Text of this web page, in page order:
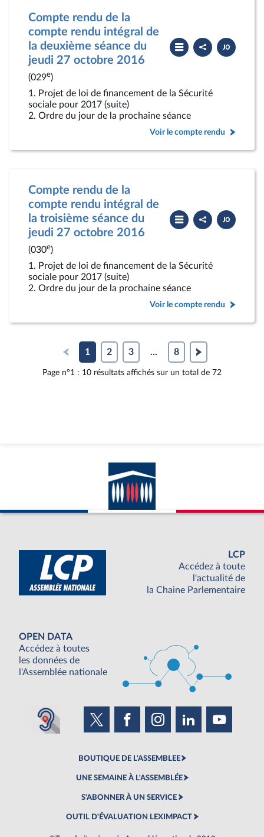
Compte rendu de la
compte rendu intégral de
la deuxième séance du
jeudi 27 octobre 2016
(029e)
Partager
le
compte
Télécharger
le
PDF
1. Projet de loi de financement de la Sécurité
sociale pour 2017 (suite)
2. Ordre du jour de la prochaine séance
Voir le compte rendu
Compte rendu de la
compte rendu intégral de
la troisième séance du
jeudi 27 octobre 2016
(030e)
Partager
le
compte
Télécharger
le
PDF
1. Projet de loi de financement de la Sécurité
sociale pour 2017 (suite)
2. Ordre du jour de la prochaine séance
Voir le compte rendu
1 2 3 ... 8
Page n°1 : 10 résultats affichés sur un total de 72
LCP
Accédez à toute
l'actualité de
la Chaine Parlementaire
OPEN DATA
Accédez à toutes
les données de
l'Assemblée nationale
BOUTIQUE DE L'ASSEMBLEE
UNE SEMAINE À L'ASSEMBLÉE
S'ABONNER À UN SERVICE
OUTIL D'ÉVALUATION LEXIMPACT